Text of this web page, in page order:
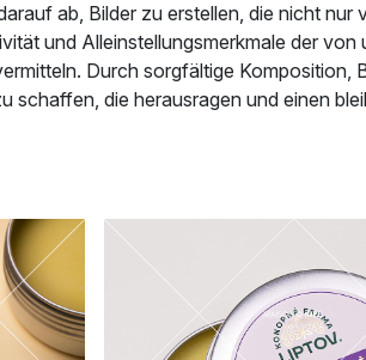
ab, Bilder zu erstellen, die nicht nur
und Alleinstellungsmerkmale der
Durch sorgfältige Komposition,
schaffen, die herausragen und einen